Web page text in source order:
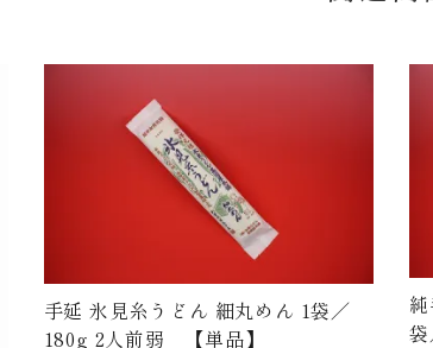
手延 氷見糸うどん 細丸めん 1袋／
180g 2人前弱 【単品】